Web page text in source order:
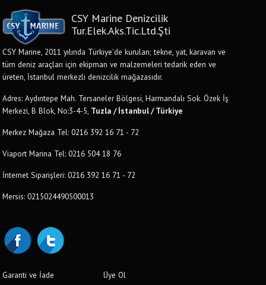
CSY Marine Denizcilik
Tur.Elek.Aks.Tic.Ltd.Şti
CSY Marine, 2011 yılında Türkiye'de kurulan; tekne, yat, karavan ve
tüm deniz araçları için ekipman ve malzemeleri tedarik eden ve
üreten, İstanbul merkezli denizcilik mağazasıdır.
Adres: Aydıntepe Mah. Tersaneler Bölgesi, Harmandalı Sok. Özek İş
Merkezi, B Blok, No:3-4-5, Tuzla / İstanbul / Türkiye
Merkez Mağaza Tel: 0216 392 16 71 - 72
Viaport Marina Tel: 0216 504 18 76
İnternet Siparişleri: 0216 392 16 71 - 72
Mersis: 0215024490500013
Garanti ve İade
Üye Ol